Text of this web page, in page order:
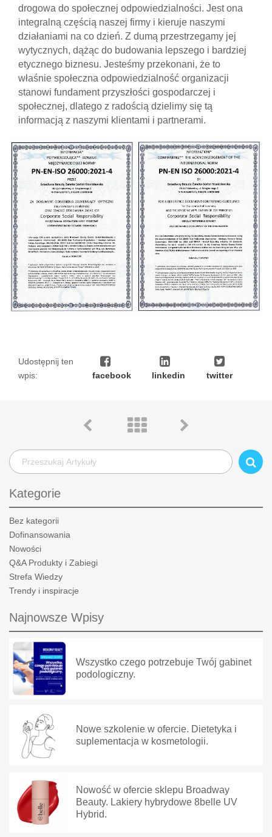
drogowa do społecznej odpowiedzialności. Jest ona
integralną częścią naszej firmy i kieruje naszymi
działaniami na co dzień. Z dumą przestrzegamy jej
wytycznych, dążąc do budowania lepszego i bardziej
etycznego biznesu. Jesteśmy przekonani, że to
właśnie społeczna odpowiedzialność organizacji
stanowi fundament przyszłości gospodarczej i
społecznej, dlatego z radością dzielimy się tą
informacją z naszymi klientami i partnerami.
Udostępnij ten
wpis:
facebook linkedin twitter
Kategorie
Bez kategorii
Dofinansowania
Nowości
Q&A Produkty i Zabiegi
Strefa Wiedzy
Trendy i inspiracje
Najnowsze Wpisy
Wszystko czego potrzebuje Twój gabinet
podologiczny.
Nowe szkolenie w ofercie. Dietetyka i
suplementacja w kosmetologii.
Nowość w ofercie sklepu Broadway
Beauty. Lakiery hybrydowe 8belle UV
Hybrid.